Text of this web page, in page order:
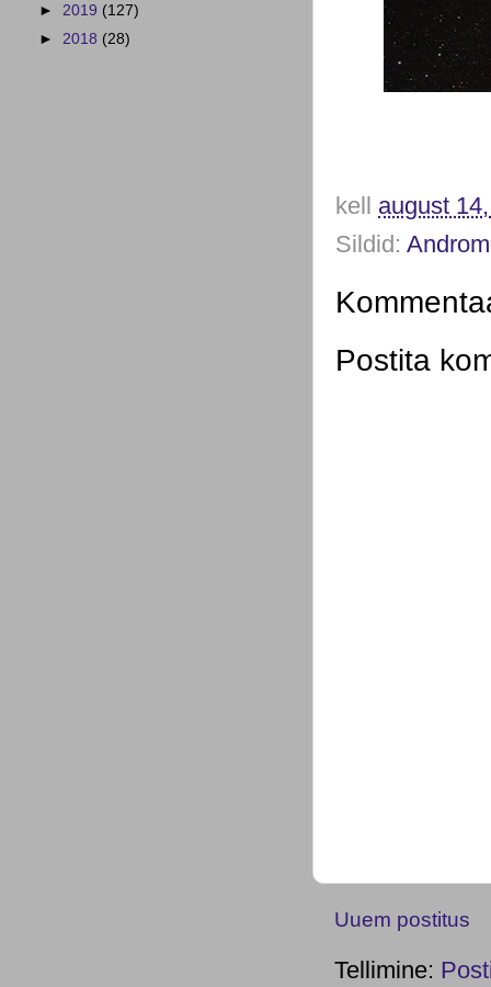
kell august
Sildid:
Postita
Uuem postitus
Tellimine:
► 2019 (127)
► 2018 (28)